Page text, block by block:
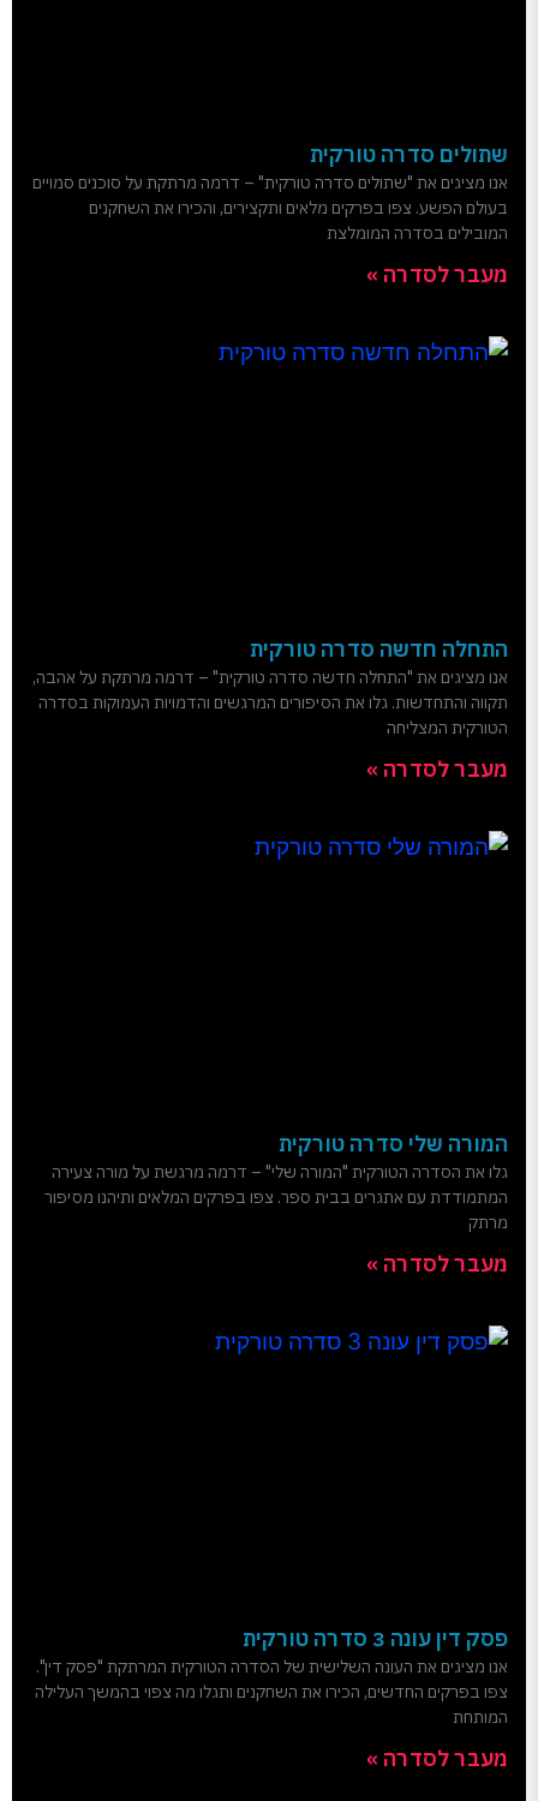
שתולים סדרה טורקית
אנו מציגים את "שתולים סדרה טורקית" – דרמה מרתקת על סוכנים סמויים
בעולם הפשע. צפו בפרקים מלאים ותקצירים, והכירו את השחקנים
המובילים בסדרה המומלצת
מעבר לסדרה »
התחלה חדשה סדרה טורקית
אנו מציגים את "התחלה חדשה סדרה טורקית" – דרמה מרתקת על אהבה,
תקווה והתחדשות. גלו את הסיפורים המרגשים והדמויות העמוקות בסדרה
הטורקית המצליחה
מעבר לסדרה »
המורה שלי סדרה טורקית
גלו את הסדרה הטורקית "המורה שלי" – דרמה מרגשת על מורה צעירה
המתמודדת עם אתגרים בבית ספר. צפו בפרקים המלאים ותיהנו מסיפור
מרתק
מעבר לסדרה »
פסק דין עונה 3 סדרה טורקית
אנו מציגים את העונה השלישית של הסדרה הטורקית המרתקת "פסק דין".
צפו בפרקים החדשים, הכירו את השחקנים ותגלו מה צפוי בהמשך העלילה
המותחת
מעבר לסדרה »